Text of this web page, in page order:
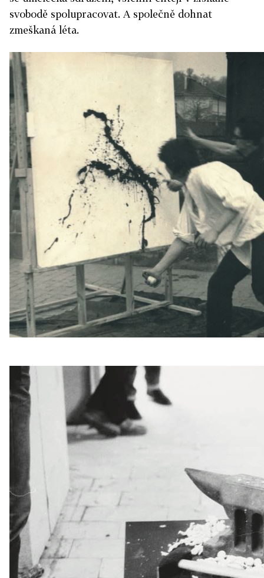
svobodě spolupracovat. A společně dohnat
zmeškaná léta.